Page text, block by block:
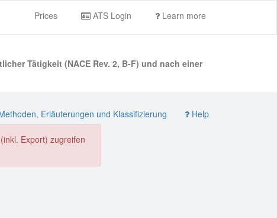
Prices ATS Login Learn more
Tätigkeit (NACE Rev. 2, B-F) und nach einer
Erläuterungen und Klassifizierung Help
Export) zugreifen